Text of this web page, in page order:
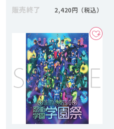
販売終了 2,420円